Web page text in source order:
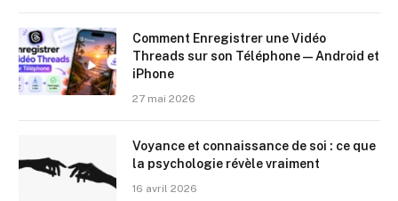
Comment Enregistrer une Vidéo
Threads sur son Téléphone — Android et
iPhone
27 mai 2026
Voyance et connaissance de soi : ce que
la psychologie révèle vraiment
16 avril 2026